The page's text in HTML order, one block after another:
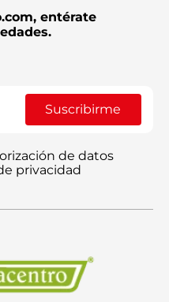
entérate
Suscribirme
de datos
privacidad